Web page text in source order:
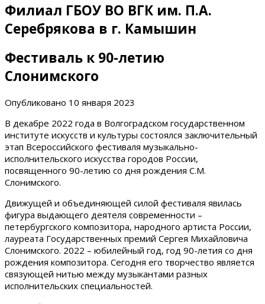
Филиал ГБОУ ВО ВГК им. П.А.
Серебрякова в г. Камышин
Фестиваль к 90-летию
Слонимского
Опубликовано 10 января 2023
В декабре 2022 года в Волгоградском государственном
институте искусств и культуры состоялся заключительный
этап Всероссийского фестиваля музыкально-
исполнительского искусства городов России,
посвященного 90-летию со дня рождения С.М.
Слонимского.
Движущей и объединяющей силой фестиваля явилась
фигура выдающего деятеля современности –
петербургского композитора, народного артиста России,
лауреата Государственных премий Сергея Михайловича
Слонимского. 2022 – юбилейный год, год 90-летия со дня
рождения композитора. Сегодня его творчество является
связующей нитью между музыкантами разных
исполнительских специальностей.